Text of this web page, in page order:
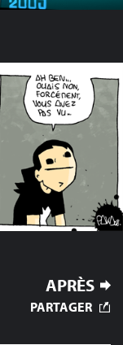
APRÈS
PARTAGER